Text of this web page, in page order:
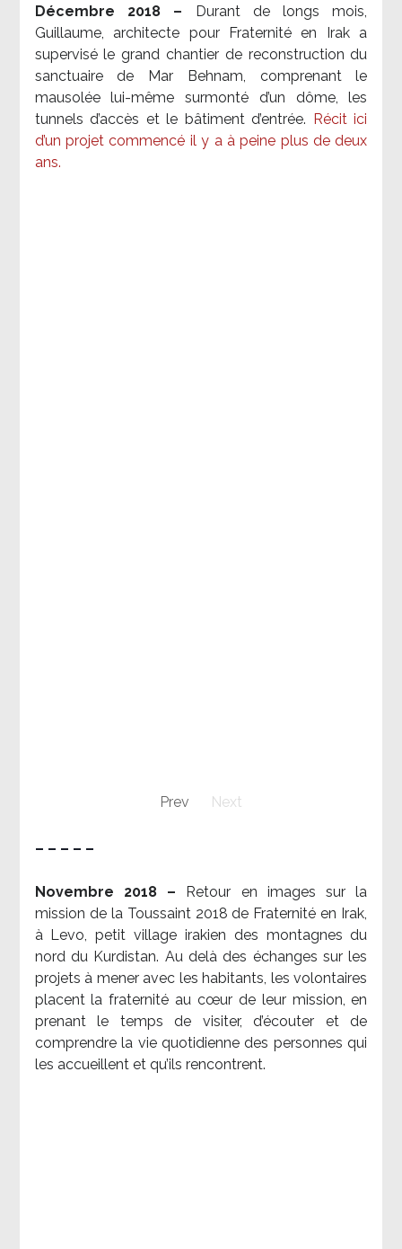
Décembre 2018 –
Durant de longs mois,
Guillaume, architecte pour Fraternité en Irak a
supervisé le grand chantier de reconstruction du
sanctuaire de Mar Behnam, comprenant le
mausolée lui-même surmonté d’un dôme, les
tunnels d’accès et le bâtiment d’entrée.
Récit ici
d’un projet commencé il y a à peine plus de deux
ans.
Prev Next
– – – – –
Novembre 2018 –
Retour en images sur la
mission de la Toussaint 2018 de Fraternité en Irak,
à Levo, petit village irakien des montagnes du
nord du Kurdistan. Au delà des échanges sur les
projets à mener avec les habitants, les volontaires
placent la fraternité au cœur de leur mission, en
prenant le temps de visiter, d’écouter et de
comprendre la vie quotidienne des personnes qui
les accueillent et qu’ils rencontrent.